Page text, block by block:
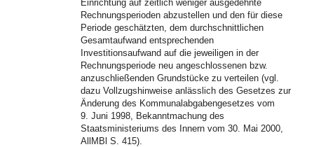
Einrichtung auf zeitlich weniger ausgedehnte
Rechnungsperioden abzustellen und den für diese
Periode geschätzten, dem durchschnittlichen
Gesamtaufwand entsprechenden
Investitionsaufwand auf die jeweiligen in der
Rechnungsperiode neu angeschlossenen bzw.
anzuschließenden Grundstücke zu verteilen (vgl.
dazu Vollzugshinweise anlässlich des Gesetzes zur
Änderung des Kommunalabgabengesetzes vom
9. Juni 1998, Bekanntmachung des
Staatsministeriums des Innern vom 30. Mai 2000,
AllMBl S. 415).